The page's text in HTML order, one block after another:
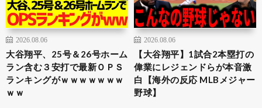
2026.08.06
大谷翔平、25号＆26号ホーム
ラン含む３安打で最新ＯＰＳ
ランキングがｗｗｗｗｗｗｗ
ｗｗ
2026.08.06
【大谷翔平】1試合2本塁打の
偉業にレジェンドらが本音激
白【海外の反応 MLBメジャー
野球】